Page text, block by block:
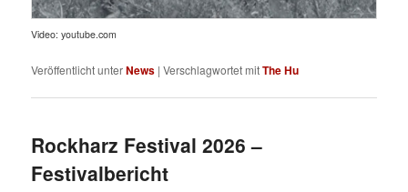
Video: youtube.com
Veröffentlicht unterNews |Verschlagwortet mitThe Hu
Rockharz Festival 2026 –
Festivalbericht